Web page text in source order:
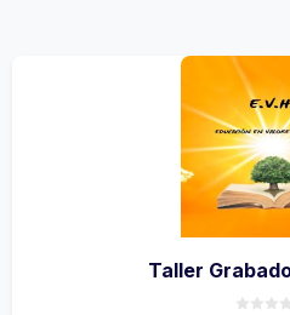
Taller